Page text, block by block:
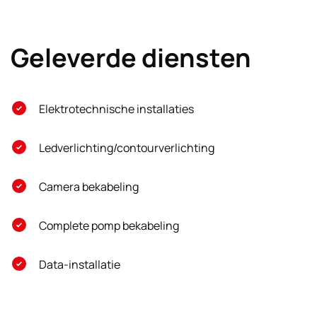
Geleverde diensten
Elektrotechnische installaties
Ledverlichting/contourverlichting
Camera bekabeling
Complete pomp bekabeling
Data-installatie